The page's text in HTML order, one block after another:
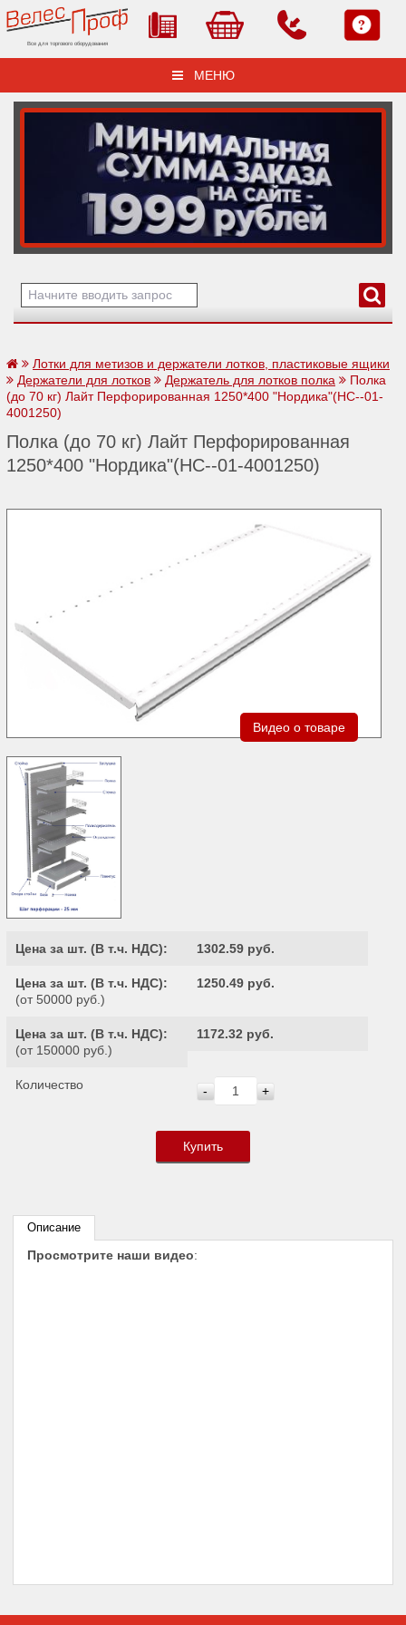
Все для торгового оборудования
МЕНЮ
Лотки для метизов и держатели лотков, пластиковые ящики
Держатели для лотков
Держатель для лотков полка
Полка
(до 70 кг) Лайт Перфорированная 1250*400 "Нордика"(НС--01-
4001250)
Полка (до 70 кг) Лайт Перфорированная
1250*400 "Нордика"(НС--01-4001250)
Видео о товаре
Цена за шт. (В т.ч. НДС): 1302.59 руб.
Цена за шт. (В т.ч. НДС):
(от 50000 руб.)
1250.49 руб.
Цена за шт. (В т.ч. НДС):
(от 150000 руб.)
1172.32 руб.
Количество - +
Купить
Описание
Просмотрите наши видео: